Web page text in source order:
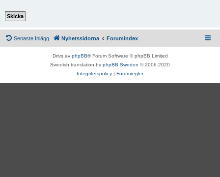
Senaste Inlägg Nyhetssidorna Forumindex
Drivs av phpBB® Forum Software © phpBB Limited
Swedish translation by phpBB Sweden © 2006-2020
Integritetspolicy | Forumregler